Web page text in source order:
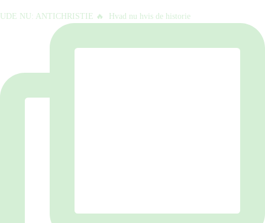
UDE NU: ANTICHRISTIE 🔥⁠ ⁠ Hvad nu hvis de historie